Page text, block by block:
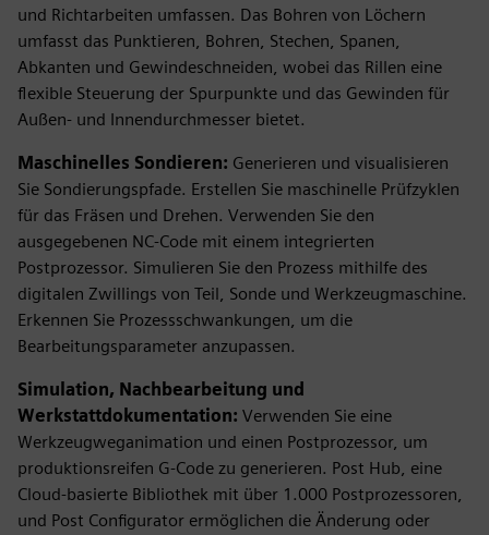
und Richtarbeiten umfassen. Das Bohren von Löchern
umfasst das Punktieren, Bohren, Stechen, Spanen,
Abkanten und Gewindeschneiden, wobei das Rillen eine
flexible Steuerung der Spurpunkte und das Gewinden für
Außen- und Innendurchmesser bietet.
Maschinelles Sondieren: Generieren und visualisieren
Sie Sondierungspfade. Erstellen Sie maschinelle Prüfzyklen
für das Fräsen und Drehen. Verwenden Sie den
ausgegebenen NC-Code mit einem integrierten
Postprozessor. Simulieren Sie den Prozess mithilfe des
digitalen Zwillings von Teil, Sonde und Werkzeugmaschine.
Erkennen Sie Prozessschwankungen, um die
Bearbeitungsparameter anzupassen.
Simulation, Nachbearbeitung und
Werkstattdokumentation: Verwenden Sie eine
Werkzeugweganimation und einen Postprozessor, um
produktionsreifen G-Code zu generieren. Post Hub, eine
Cloud-basierte Bibliothek mit über 1.000 Postprozessoren,
und Post Configurator ermöglichen die Änderung oder